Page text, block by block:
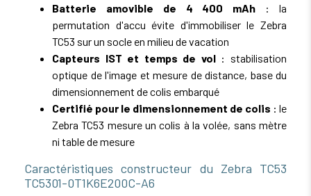
Batterie amovible de 4 400 mAh : la
permutation d'accu évite d'immobiliser le Zebra
TC53 sur un socle en milieu de vacation
Capteurs IST et temps de vol: stabilisation
optique de l'image et mesure de distance, base du
dimensionnement de colis embarqué
Certifié pour le dimensionnement de colis : le
Zebra TC53 mesure un colis à la volée, sans mètre
ni table de mesure
Caractéristiques constructeur du Zebra TC53
TC5301-0T1K6E200C-A6